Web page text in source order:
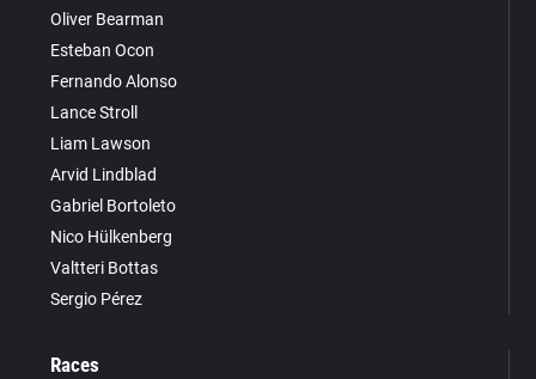
Oliver Bearman
Esteban Ocon
Fernando Alonso
Lance Stroll
Liam Lawson
Arvid Lindblad
Gabriel Bortoleto
Nico Hülkenberg
Valtteri Bottas
Sergio Pérez
Races